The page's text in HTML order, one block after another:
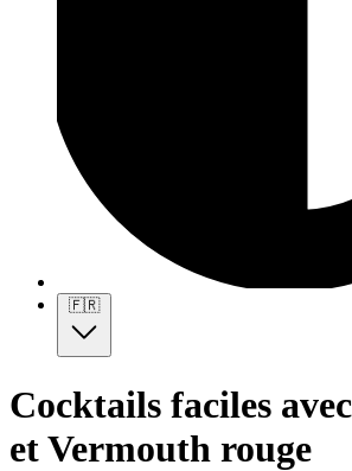
🇫🇷
Cocktails faciles
et Vermouth rouge